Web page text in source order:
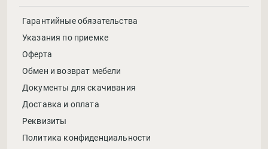
Гарантийные обязательства
Указания по приемке
Оферта
Обмен и возврат мебели
Документы для скачивания
Доставка и оплата
Реквизиты
Политика конфиденциальности